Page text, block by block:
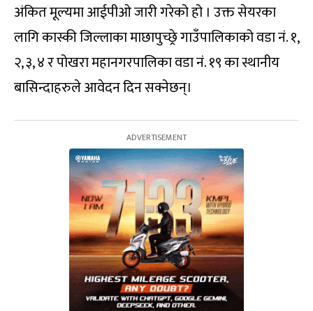
अंकित मूल्यमा आईपीओ जारी गरेको हो । उक्त सेयरका
लागि कास्की जिल्लाका माछापुच्छ्रे गाउँपालिकाको वडा नं. १,
२, ३, ४ र पोखरा महानगरपालिका वडा नं. १९ का स्थानीय
बासिन्दाहरुले आवेदन दिन सक्नेछन्।